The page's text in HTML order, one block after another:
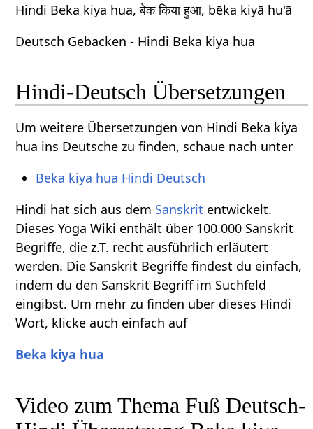
Hindi Beka kiya hua, बेक किया हुआ, bēka kiyā hu'ā
Deutsch Gebacken - Hindi Beka kiya hua
Hindi-Deutsch Übersetzungen
Um weitere Übersetzungen von Hindi Beka kiya
hua ins Deutsche zu finden, schaue nach unter
Beka kiya hua Hindi Deutsch
Hindi hat sich aus dem Sanskrit entwickelt.
Dieses Yoga Wiki enthält über 100.000 Sanskrit
Begriffe, die z.T. recht ausführlich erläutert
werden. Die Sanskrit Begriffe findest du einfach,
indem du den Sanskrit Begriff im Suchfeld
eingibst. Um mehr zu finden über dieses Hindi
Wort, klicke auch einfach auf
Beka kiya hua
Video zum Thema Fuß Deutsch-